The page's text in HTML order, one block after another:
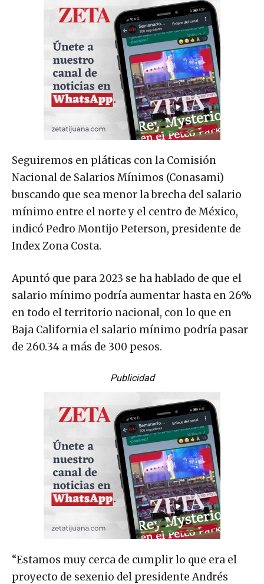
Seguiremos en pláticas con la Comisión
Nacional de Salarios Mínimos (Conasami)
buscando que sea menor la brecha del salario
mínimo entre el norte y el centro de México,
indicó Pedro Montijo Peterson, presidente de
Index Zona Costa.
Apuntó que para 2023 se ha hablado de que el
salario mínimo podría aumentar hasta en 26%
en todo el territorio nacional, con lo que en
Baja California el salario mínimo podría pasar
de 260.34 a más de 300 pesos.
Publicidad
“Estamos muy cerca de cumplir lo que era el
proyecto de sexenio del presidente Andrés